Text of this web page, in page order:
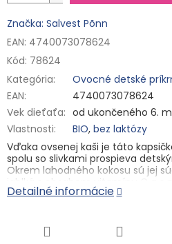
Značka: Salvest Põnn
EAN: 4740073078624
Kód: 78624
Kategória:
Ovocné detské
EAN:
4740073078624
Vek dieťaťa: od ukončeného 6.
Vlastnosti: BIO, bez laktózy
Vďaka ovsenej kaši je táto
spolu so slivkami prospieva
Okrem lahodného kokosu sú jej
jablká s obsahom vitamínu C a s
vylučovanie toxínov. Receptúra
- Vyvinuté poprednou pediatričkou
- Starostlivo vybrané suroviny
Detailné informácie